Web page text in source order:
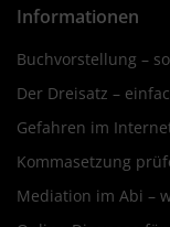
Informationen
Buchvorstellung –
Der Dreisatz –
Gefahren im
Kommasetzung
Mediation im Abi –